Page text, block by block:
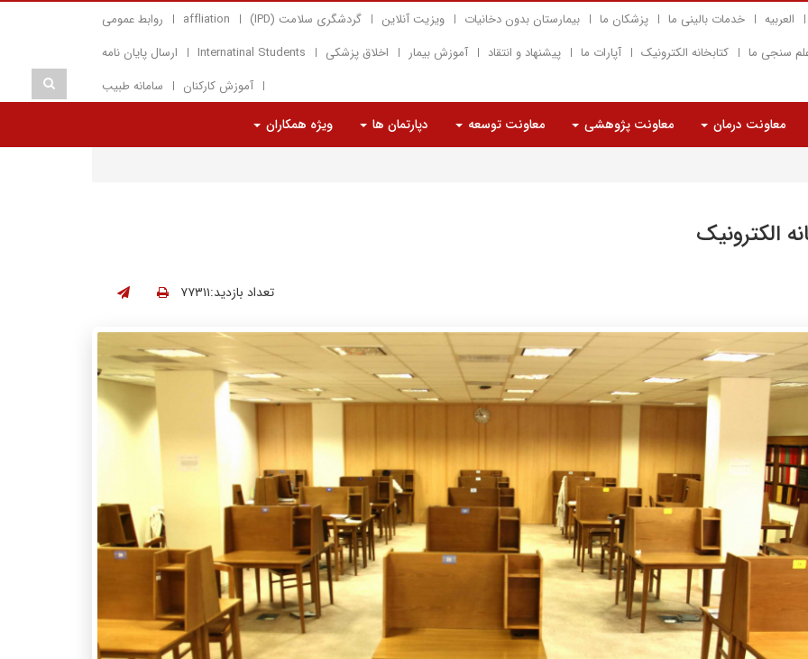
العربیه خدمات بالینی ما پزشکان ما بیمارستان بدون دخانیات ویزیت آنلاین گردشگری سلامت (IPD) affliation
روابط عمومی
سنجی ما کتابخانه الکترونیک آپارات ما پیشنهاد و انتقاد آموزش بیمار اخلاق پزشکی Internatinal Students
ارسال پایان نامه
آموزش کارکنان
سامانه طبیب
معاونت درمان معاونت پژوهشی معاونت توسعه دپارتمان ها
ویژه همکاران
الکترونیک
تعداد بازدید:۷۷۳۱۱